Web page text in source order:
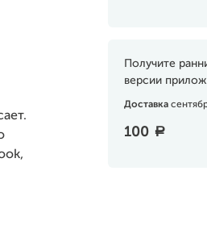
Получите
версии
Доставка
100 a